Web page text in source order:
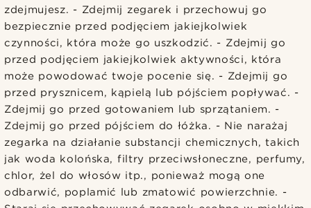
zdejmujesz. - Zdejmij zegarek i przechowuj go
bezpiecznie przed podjęciem jakiejkolwiek
czynności, która może go uszkodzić. - Zdejmij go
przed podjęciem jakiejkolwiek aktywności, która
może powodować twoje pocenie się. - Zdejmij go
przed prysznicem, kąpielą lub pójściem popływać. -
Zdejmij go przed gotowaniem lub sprzątaniem. -
Zdejmij go przed pójściem do łóżka. - Nie narażaj
zegarka na działanie substancji chemicznych, takich
jak woda kolońska, filtry przeciwsłoneczne, perfumy,
chlor, żel do włosów itp., ponieważ mogą one
odbarwić, poplamić lub zmatowić powierzchnie. -